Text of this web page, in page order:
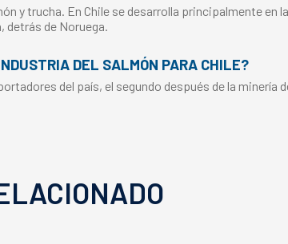
y trucha. En Chile se desarrolla principalmente
detrás de Noruega.
DEL SALMÓN PARA CHILE?
del país, el segundo después de la minería